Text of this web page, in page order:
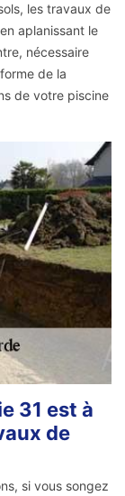
les travaux de
aplanissant le
nécessaire
de la
de votre piscine
31 est à
de
si vous songez